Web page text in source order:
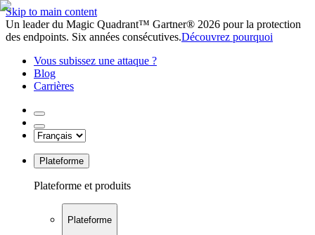
Skip to main content
Un leader du Magic Quadrant™ Gartner® 2026 pour la protection
des endpoints. Six années consécutives.Découvrez pourquoi
Vous subissez une attaque ?
Blog
Carrières
Plateforme
Plateforme et produits
Plateforme